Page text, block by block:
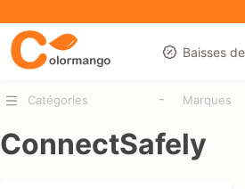
Baisses
Catégories - Marques
ConnectSafely